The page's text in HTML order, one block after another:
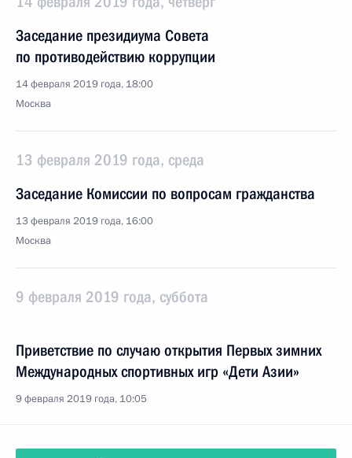
Заседание президиума Совета
по противодействию коррупции
14 февраля 2019 года, 18:00
Москва
13 февраля 2019 года, среда
Заседание Комиссии по вопросам гражданства
13 февраля 2019 года, 16:00
Москва
9 февраля 2019 года, суббота
Приветствие по случаю открытия Первых зимних
Международных спортивных игр «Дети Азии»
9 февраля 2019 года, 10:05